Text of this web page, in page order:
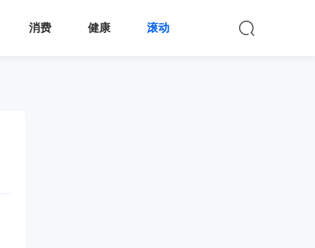
消费 健康 滚动